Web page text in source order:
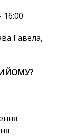
16:00
Гавела,